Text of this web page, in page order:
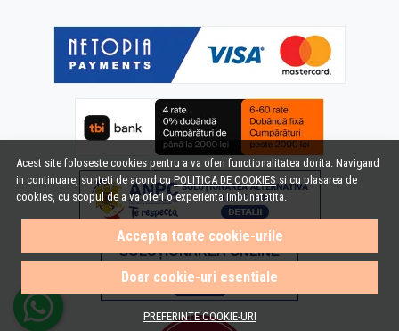
Acest site foloseste cookies pentru a va oferi functionalitatea dorita. Navigand
in continuare, sunteti de acord cuPOLITICA DE COOKIES si cu plasarea de
cookies, cu scopul de a va oferi o experienta imbunatatita.
Accepta toate cookie-urile
Doar cookie-uri esentiale
PREFERINTE COOKIE-URI